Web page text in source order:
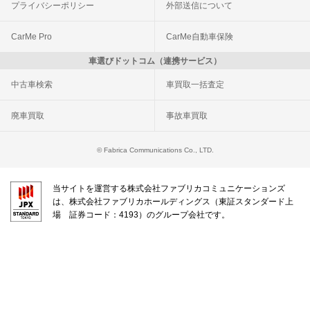
プライバシーポリシー 外部送信について
CarMe Pro CarMe自動車保険
車選びドットコム（連携サービス）
中古車検索 車買取一括査定
廃車買取 事故車買取
© Fabrica Communications Co., LTD.
当サイトを運営する株式会社ファブリカコミュニケーションズ
は、株式会社ファブリカホールディングス（東証スタンダード上
場 証券コード：4193）のグループ会社です。